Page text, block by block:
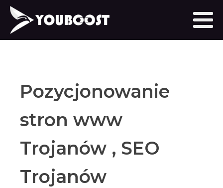
Pozycjonowanie
stron www
Trojanów , SEO
Trojanów